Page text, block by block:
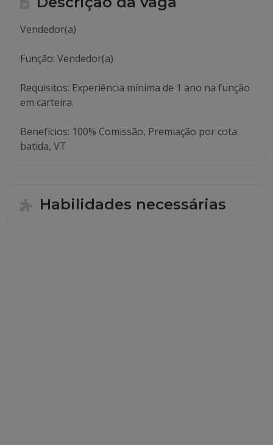
Vendedor(a)
Função: Vendedor(a)
Requisitos: Experiência mínima de 1 ano na função
em carteira.
Benefícios: 100% Comissão, Premiação por cota
batida, VT
Habilidades necessárias